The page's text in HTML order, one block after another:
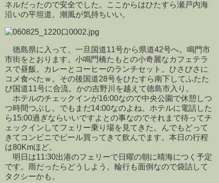
ネルだったので安全でした。ここからはひたすら瀬戸内海
沿いの平坦道。潮風が気持ちいい。
徳島県に入って、一旦国道11号から県道42号へ。鳴門市
市街をとおります。小鳴門橋たもとの小奇麗なカフェテラ
スで昼飯。カレーとコーヒーのランチセット。ひさびさに
コメ食べたｗ。その後国道28号をひたすら南下してふたた
び国道11号に合流。かの吉野川を越えて徳島市入り。
ホテルのチェックインが16:00なので中央公園で休憩しつ
つ時間つぶし。でもまだ14:00なのよね。ホテルに電話した
ら15:00過ぎならいいですよとの事なのでそれまで待ってチ
ェックインしてフェリー乗り場を見てきた。んでもどって
きてコンビニでビール買ってきて飲んでます。本日の行程
は80Kmほど。
明日は11:30出港のフェリーで日曜の朝に晴海につく予定
です。雨だったらどうしよう。輪行も面倒なので袋詰して
タクシーかも。